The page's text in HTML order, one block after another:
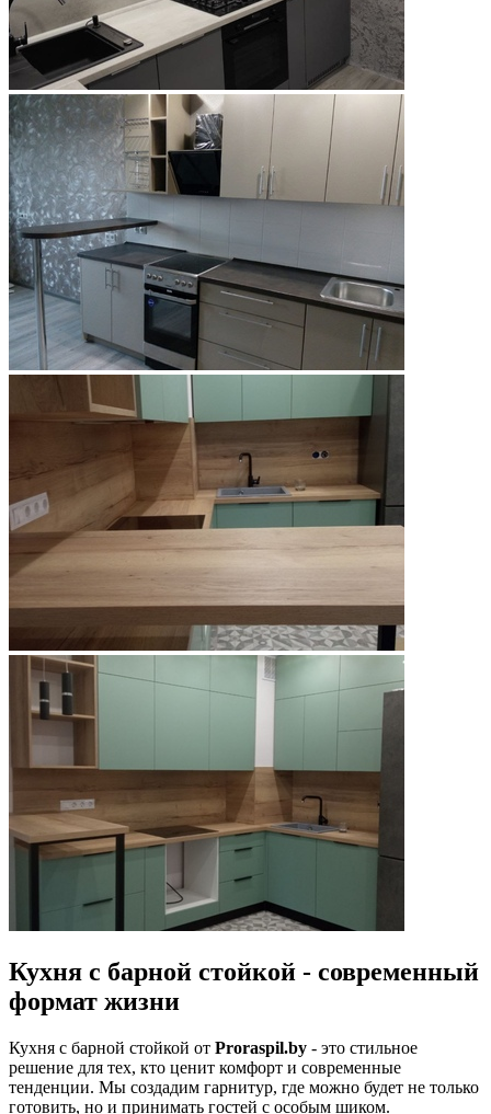
Кухня с барной стойкой - современный
формат жизни
Кухня с барной стойкой от Proraspil.by - это стильное
решение для тех, кто ценит комфорт и современные
тенденции. Мы создадим гарнитур, где можно будет не только
готовить, но и принимать гостей с особым шиком.